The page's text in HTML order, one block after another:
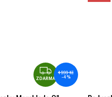
ZDARMA
ZDARMA
4 999 Kč
–4 %